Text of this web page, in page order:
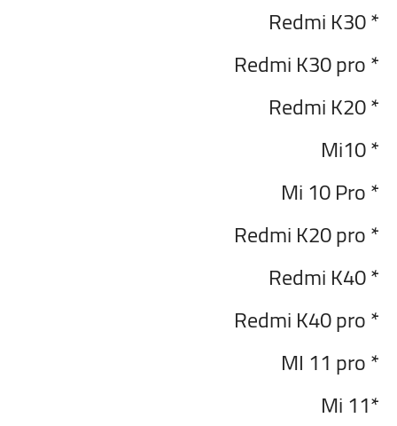
* Redmi K30
* Redmi K30 pro
* Redmi K20
*
* Mi 10 Pro
* Redmi K20 pro
* Redmi K40
* Redmi K40 pro
* MI 11 pro
*Mi 11